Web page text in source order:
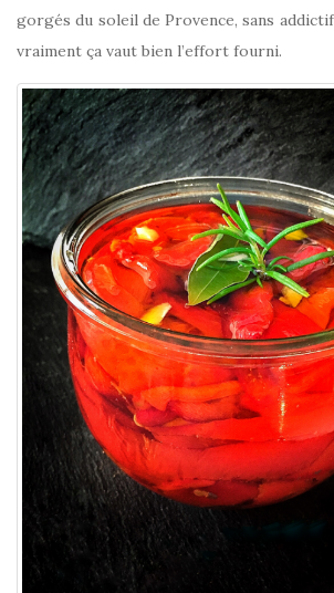
gorgés du soleil de Provence, sans
vraiment ça vaut bien l’effort fourni.